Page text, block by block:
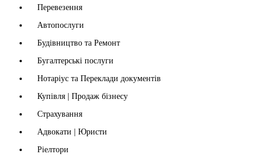
Перевезення
Автопослуги
Будівництво та Ремонт
Бугалтерські послуги
Нотаріус та Переклади документів
Купівля | Продаж бізнесу
Страхування
Адвокати | Юристи
Ріелтори